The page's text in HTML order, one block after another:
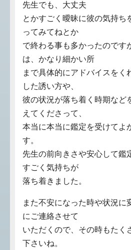
先生でも、大丈夫
とかすごく曖昧に彼の気持ち
ってみてねとか
で終わる事も多かったのです
は、かなり細かい所
まで具体的にアドバイスをく
した誘い方や、
彼の状況が落ち着く時期など
えてくださって、
本当に本当に鑑定を受けてよ
す。
先生の前向きさや安心して鑑
すごく気持ちが
落ち着きました。
また不安になった時や状況に
にご連絡させて
いただくので、その時もたく
下さいね。